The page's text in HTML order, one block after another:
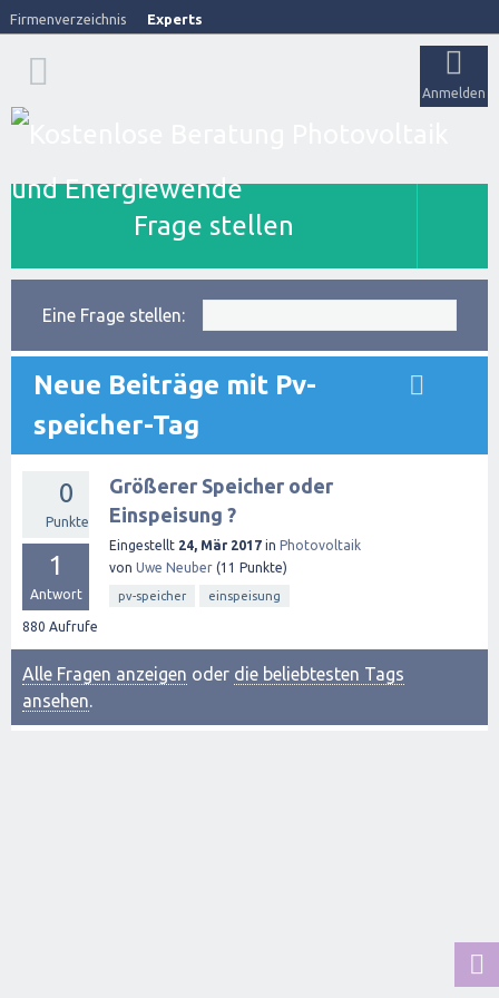
Firmenverzeichnis Experts
Anmelden
Frage stellen
Eine Frage stellen:
Neue Beiträge mit Pv-
speicher-Tag
0
Punkte
1
Antwort
880 Aufrufe
Größerer Speicher oder
Einspeisung ?
Eingestellt 24, Mär 2017 in Photovoltaik
von Uwe Neuber (11 Punkte)
pv-speicher einspeisung
Alle Fragen anzeigen oder die beliebtesten Tags
ansehen.